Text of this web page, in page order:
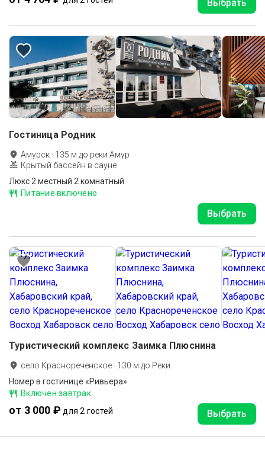
Выбрать
Гостиница Родник
Амурск · 135 м до реки Амур
Крытый бассейн в сауне
Люкс 2 местный 2 комнатный
Питание включено
Выбрать
Туристический комплекс Заимка Плюснина
село Краснореченское · 130 м до Реки
Номер в гостинице «Ривьера»
Включен завтрак
от 3 000 ₽ для 2 гостей Выбрать